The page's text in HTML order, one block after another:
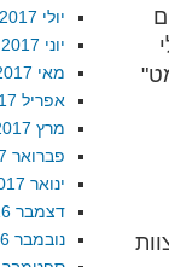
יולי 2017
יוני 2017
מאי 2017
אפריל 2017
מרץ 2017
פברואר 2017
ינואר 2017
דצמבר 2016
נובמבר 2016